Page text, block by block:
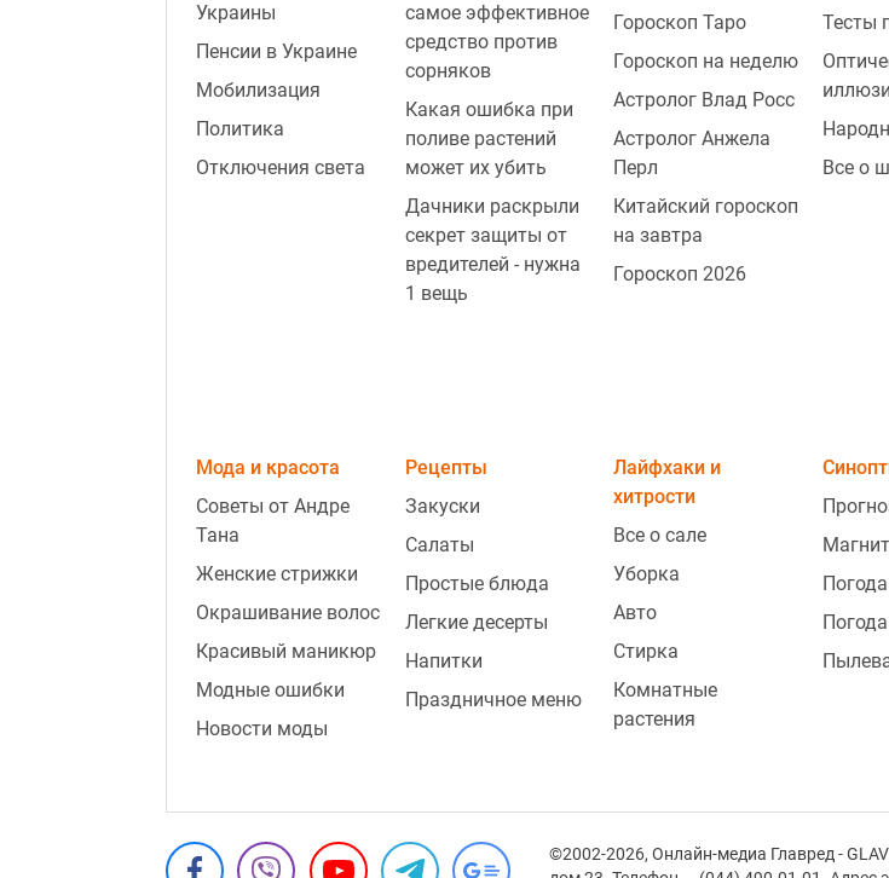
Украины
Пенсии в Украине
Мобилизация
Политика
Отключения света
самое эффективное
средство против
сорняков
Какая ошибка при
поливе растений
может их убить
Дачники раскрыли
секрет защиты от
вредителей - нужна
1 вещь
Гороскоп Таро
Гороскоп на неделю
Астролог Влад Росс
Астролог Анжела
Перл
Китайский гороскоп
на завтра
Гороскоп 2026
Тесты
Все о
Мода и красота
Советы от Андре
Тана
Женские стрижки
Окрашивание волос
Красивый маникюр
Модные ошибки
Новости моды
Рецепты
Закуски
Салаты
Простые блюда
Легкие десерты
Напитки
Праздничное меню
Лайфхаки и
хитрости
Все о сале
Уборка
Авто
Стирка
Комнатные
растения
©2002-2026, Онлайн-медиа Главред -